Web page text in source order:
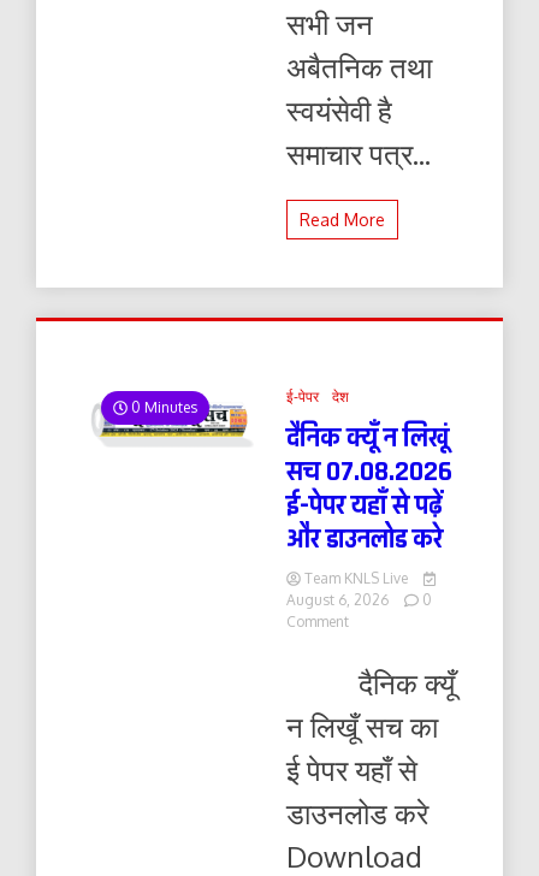
सभी जन
अबैतनिक तथा
स्वयंसेवी है
समाचार पत्र...
Read More
0 Minutes
ई-पेपर देश
दैनिक क्यूँ न लिखूं
सच 07.08.2026
ई-पेपर यहाँ से पढ़ें
और डाउनलोड करे
Team KNLS Live
August 6, 2026
0
Commenton
सच
07.08.2026
ई-
पेपर
यहाँ
पढ़ें
दैनिक क्यूँ
न लिखूँ सच का
ई पेपर यहाँ से
डाउनलोड करे
Download